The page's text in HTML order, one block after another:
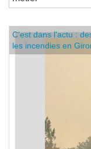
métier"
C'est dans l'actu :
les incendies en